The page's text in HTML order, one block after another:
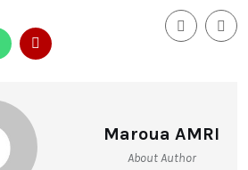
Maroua AMRI
About Author